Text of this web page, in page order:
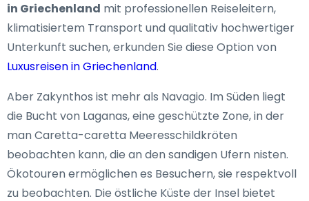
in Griechenland mit professionellen Reiseleitern,
klimatisiertem Transport und qualitativ hochwertiger
Unterkunft suchen, erkunden Sie diese Option von
Luxusreisen in Griechenland.
Aber Zakynthos ist mehr als Navagio. Im Süden liegt
die Bucht von Laganas, eine geschützte Zone, in der
man Caretta-caretta Meeresschildkröten
beobachten kann, die an den sandigen Ufern nisten.
Ökotouren ermöglichen es Besuchern, sie respektvoll
zu beobachten. Die östliche Küste der Insel bietet